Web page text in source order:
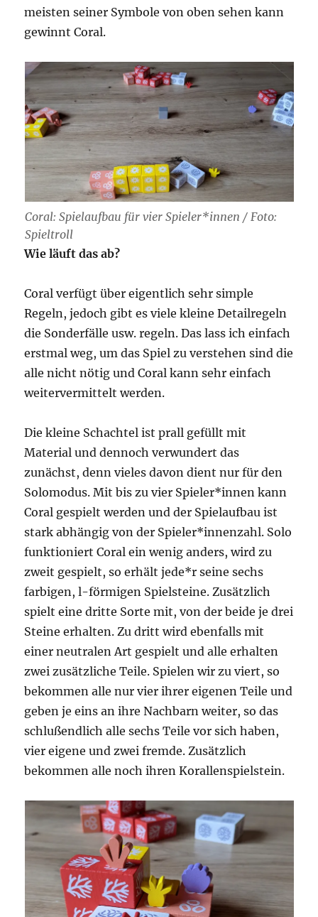
meisten seiner Symbole von oben sehen kann
gewinnt Coral.
Coral: Spielaufbau für vier Spieler*innen / Foto:
Spieltroll
Wie läuft das ab?
Coral verfügt über eigentlich sehr simple
Regeln, jedoch gibt es viele kleine Detailregeln
die Sonderfälle usw. regeln. Das lass ich einfach
erstmal weg, um das Spiel zu verstehen sind die
alle nicht nötig und Coral kann sehr einfach
weitervermittelt werden.
Die kleine Schachtel ist prall gefüllt mit
Material und dennoch verwundert das
zunächst, denn vieles davon dient nur für den
Solomodus. Mit bis zu vier Spieler*innen kann
Coral gespielt werden und der Spielaufbau ist
stark abhängig von der Spieler*innenzahl. Solo
funktioniert Coral ein wenig anders, wird zu
zweit gespielt, so erhält jede*r seine sechs
farbigen, l-förmigen Spielsteine. Zusätzlich
spielt eine dritte Sorte mit, von der beide je drei
Steine erhalten. Zu dritt wird ebenfalls mit
einer neutralen Art gespielt und alle erhalten
zwei zusätzliche Teile. Spielen wir zu viert, so
bekommen alle nur vier ihrer eigenen Teile und
geben je eins an ihre Nachbarn weiter, so das
schlußendlich alle sechs Teile vor sich haben,
vier eigene und zwei fremde. Zusätzlich
bekommen alle noch ihren Korallenspielstein.